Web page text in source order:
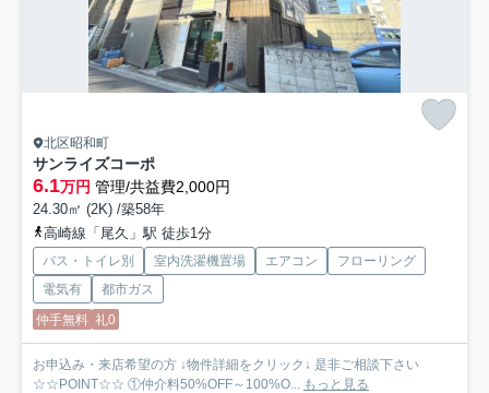
北区昭和町
サンライズコーポ
6.1万円 管理/共益費2,000円
24.30㎡ (2K) /築58年
高崎線「尾久」駅 徒歩1分
バス・トイレ別 室内洗濯機置場 エアコン
フローリング
電気有
都市ガス
仲手無料 礼0
お申込み・来店希望の方 ↓物件詳細をクリック↓ 是非ご相談下さい
☆☆POINT☆☆ ①仲介料50%OFF～100%O...
もっと見る